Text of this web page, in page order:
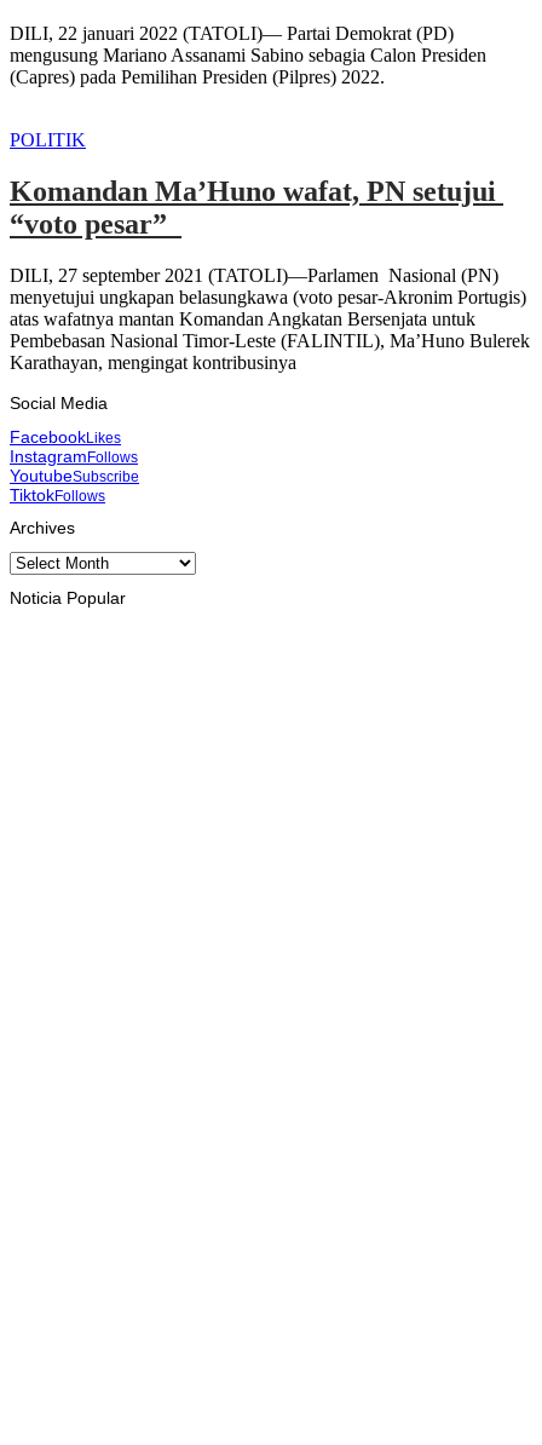
DILI, 22 januari 2022 (TATOLI)— Partai Demokrat (PD)
mengusung Mariano Assanami Sabino sebagia Calon Presiden
(Capres) pada Pemilihan Presiden (Pilpres) 2022.
POLITIK
Komandan Ma’Huno wafat, PN setujui
“voto pesar”
DILI, 27 september 2021 (TATOLI)—Parlamen Nasional (PN)
menyetujui ungkapan belasungkawa (voto pesar-Akronim Portugis)
atas wafatnya mantan Komandan Angkatan Bersenjata untuk
Pembebasan Nasional Timor-Leste (FALINTIL), Ma’Huno Bulerek
Karathayan, mengingat kontribusinya
Social Media
FacebookLikes
InstagramFollows
YoutubeSubscribe
TiktokFollows
Archives
Archives
Noticia Popular